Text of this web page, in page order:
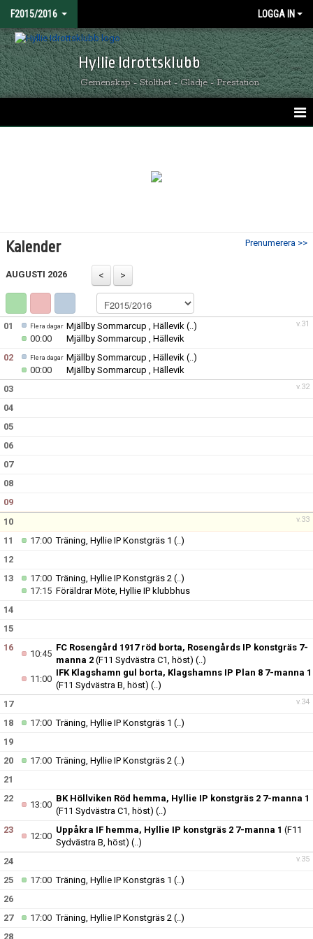
F2015/2016 LOGGA IN
Hyllie Idrottsklubb
Gemenskap - Stolthet - Glädje - Prestation
BILDGALLERI
KONTAKT
Prenumerera >>
Kalender
AUGUSTI 2026
v.31
01 Flera dagar Mjällby Sommarcup , Hällevik (..)
00:00
Mjällby Sommarcup , Hällevik
02
Flera dagar Mjällby Sommarcup , Hällevik (..)
00:00
Mjällby Sommarcup , Hällevik
v.32
03
04
05
06
07
08
09
v.33
10
11
17:00Träning, Hyllie IP Konstgräs 1 (..)
12
13
17:00Träning, Hyllie IP Konstgräs 2 (..)
17:15 Föräldrar Möte, Hyllie IP klubbhus
14
15
16
10:45
FC Rosengård 1917 röd borta, Rosengårds IP konstgräs 7-
manna 2 (F11 Sydvästra C1, höst) (..)
11:00
IFK Klagshamn gul borta, Klagshamns IP Plan 8 7-manna 1
(F11 Sydvästra B, höst) (..)
v.34
17
18
17:00Träning, Hyllie IP Konstgräs 1 (..)
19
20
17:00Träning, Hyllie IP Konstgräs 2 (..)
21
22
13:00
BK Höllviken Röd hemma, Hyllie IP konstgräs 2 7-manna 1
(F11 Sydvästra C1, höst) (..)
23
12:00
Uppåkra IF hemma, Hyllie IP konstgräs 2 7-manna 1 (F11
Sydvästra B, höst) (..)
v.35
24
25
17:00Träning, Hyllie IP Konstgräs 1 (..)
26
27
17:00Träning, Hyllie IP Konstgräs 2 (..)
28